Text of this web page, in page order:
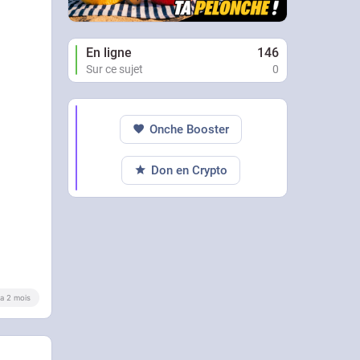
2 mois
En ligne 146
Sur ce sujet 0
Onche Booster
Don en Crypto